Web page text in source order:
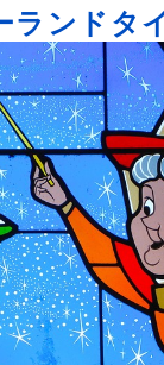
ランドタ